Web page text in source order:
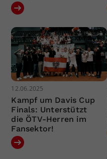
12.06.2025
Kampf um Davis Cup
Finals: Unterstützt
die ÖTV-Herren im
Fansektor!